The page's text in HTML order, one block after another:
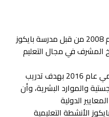
وُضعت أسس جامعة بايكوز عام 2008 من قبل مدرسة بايكوز
المشرف في مجال التعليم
أُنشئت جامعة بايكوز بشكل رسمي عام 2016 بهدف تدريب
والموارد البشرية، وأن
الدولية
الأنشطة التعليمية